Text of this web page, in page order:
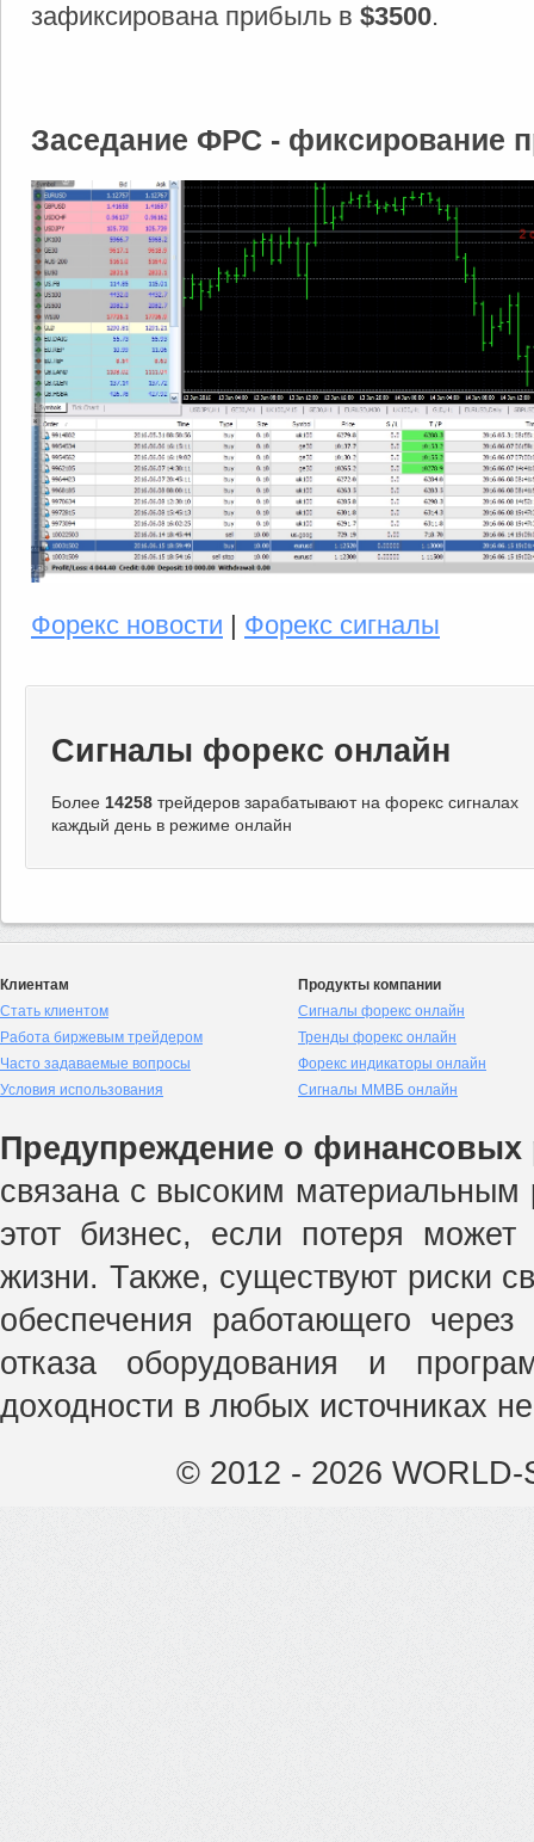
зафиксирована прибыль в $3500.
Заседание ФРС - фиксирование
Форекс новости | Форекс сигналы
Сигналы форекс онлайн
Более 14258 трейдеров зарабатывают на форекс сигналах
каждый день в режиме онлайн
Клиентам
Стать клиентом
Работа биржевым трейдером
Часто задаваемые вопросы
Условия использования
Продукты компании
Сигналы форекс онлайн
Тренды форекс онлайн
Форекс индикаторы онлайн
Сигналы ММВБ онлайн
Предупреждение о финансовых
связана с высоким материальным
этот бизнес, если потеря
жизни. Также, существуют риски
обеспечения работающего
отказа оборудования и
доходности в любых источниках
© 2012 - 2026